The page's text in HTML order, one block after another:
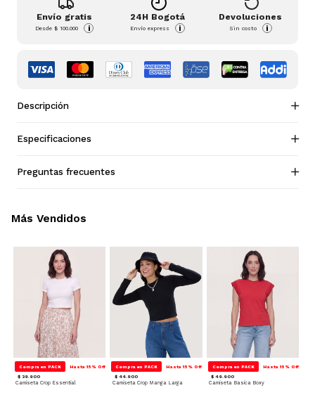
Envío gratis
Desde$ 100.000 i
24H Bogotá
Envío express i
Devoluciones
Sin costo i
Descripción
Especificaciones
Preguntas frecuentes
Compra en PACK Hasta 15% Off
$ 39.900
Camiseta Crop Essential
Compra en PACK Hasta 15% Off
$ 44.900
Camiseta Crop Manga Larga
Compra en PACK Hasta 15% Off
$ 49.900
Camiseta Basica Boxy
Más Vendidos